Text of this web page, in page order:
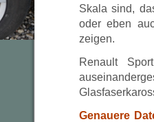
Skala sind,
oder eben
zeigen.
Renault
Genauere